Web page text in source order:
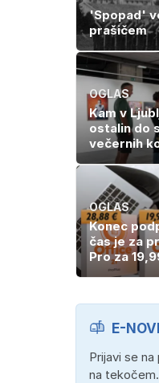
'Spopad'
prašičem
OGLAS
Kam v
ostalin do
večernih
OGLAS
Konec
čas je za
Pro za
E-
Prijavi se
na tekočem.